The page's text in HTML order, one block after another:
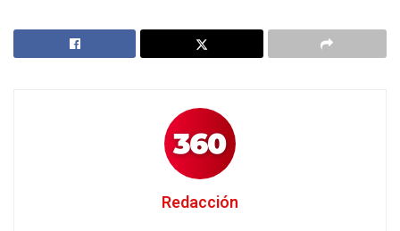
Redacción